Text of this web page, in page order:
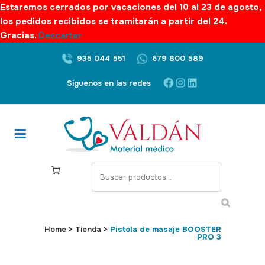
Estaremos cerrados por vacaciones del 10 al 23 de agosto,
los pedidos recibidos se tramitarán a partir del 24.
Gracias. Descartar
935 044 551 679 800 589
Síguenos en las redes Facebook
Instagram
LinkedIn
S
e
c
Home > Tienda > Pistola de masaje BOOSTER
PRO 3